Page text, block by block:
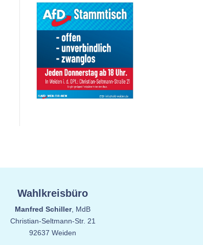
Wahlkreisbüro
Manfred Schiller, MdB
Christian-Seltmann-Str. 21
92637 Weiden